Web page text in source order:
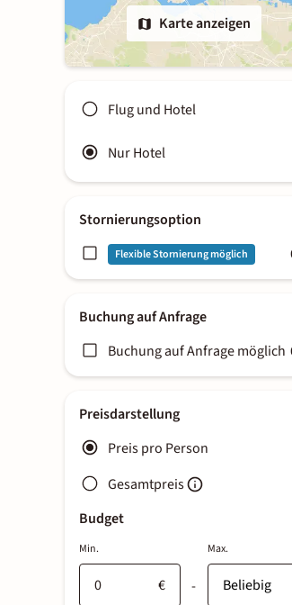
Karte anzeigen
Flug und Hotel
Nur Hotel
Stornierungsoption
Flexible Stornierung möglich
Buchung auf Anfrage
Buchung auf Anfrage möglich
Preisdarstellung
Preis pro Person
Gesamtpreis
Budget
Min.
€ -
Max.